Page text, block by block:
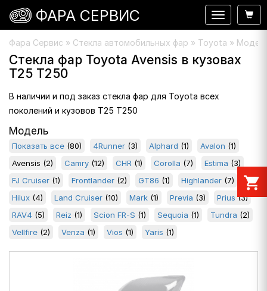
Фара Сервис » Стекла автомобильных фар » Toyota »
Стекла фар Toyota Avensis в кузовах
T25 T250
В наличии и под заказ стекла фар для Toyota всех
поколений и кузовов T25 T250
Модель
Показать все (80) 4Runner (3) Alphard (1) Avalon (1)
Avensis (2) Camry (12) CHR (1) Corolla (7) Estima (3)
FJ Cruiser (1) Frontlander (2) GT86 (1) Highlander (7)
Hilux (4) Land Cruiser (10) Mark (1) Previa (3) Prius (3)
RAV4 (5) Reiz (1) Scion FR-S (1) Sequoia (1) Tundra (2)
Vellfire (2) Venza (1) Vios (1) Yaris (1)
Навигация
ФАРА СЕРВИС
shopping_cart